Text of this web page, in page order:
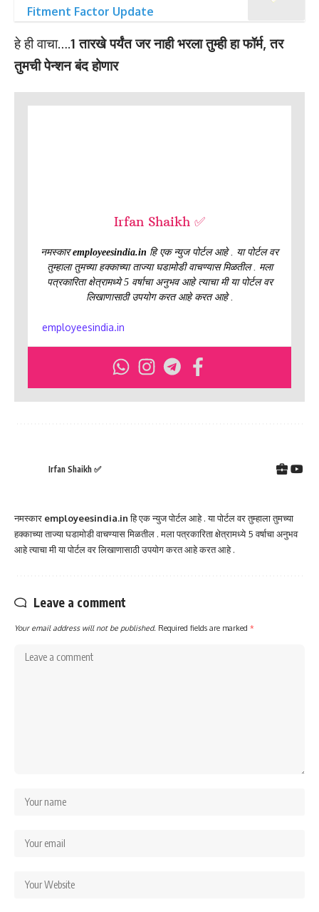
Fitment Factor Update
हे ही वाचा…. 1 तारखे पर्यंत जर नाही भरला तुम्ही हा फॉर्म, तर
तुमची पेन्शन बंद होणार
Irfan Shaikh ✅
नमस्कारemployeesindia.in हि एक न्युज पोर्टल आहे . या पोर्टल वर
तुम्हाला तुमच्या हक्काच्या ताज्या घडामोडी वाचण्यास मिळतील . मला
पत्रकारिता क्षेत्रामध्ये 5 वर्षाचा अनुभव आहे त्याचा मी या पोर्टल वर
लिखाणासाठी उपयोग करत आहे करत आहे .
employeesindia.in
Irfan Shaikh ✅
नमस्कार employeesindia.inहि एक न्युज पोर्टल आहे . या पोर्टल वर तुम्हाला तुमच्या
हक्काच्या ताज्या घडामोडी वाचण्यास मिळतील . मला पत्रकारिता क्षेत्रामध्ये 5 वर्षाचा अनुभव
आहे त्याचा मी या पोर्टल वर लिखाणासाठी उपयोग करत आहे करत आहे .
Leave a comment
Your email address will not be published. Required fields are marked *